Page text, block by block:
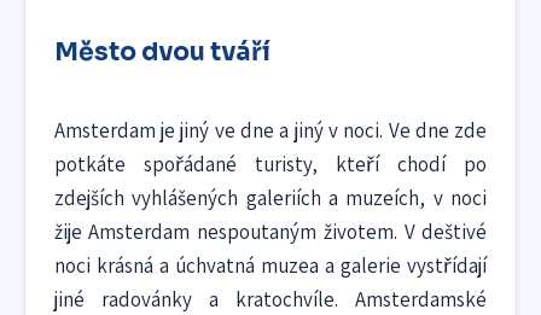
Město dvou tváří
Amsterdam je jiný ve dne a jiný v noci. Ve dne zde
potkáte spořádané turisty, kteří chodí po
zdejších vyhlášených galeriích a muzeích, v noci
žije Amsterdam nespoutaným životem. V deštivé
noci krásná a úchvatná muzea a galerie vystřídají
jiné radovánky a kratochvíle. Amsterdamské